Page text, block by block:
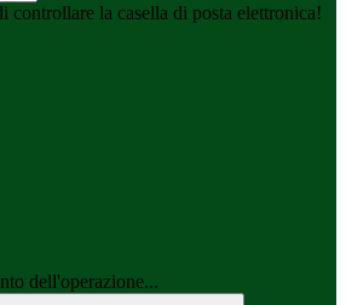
controllare la casella di posta elettronica!
dell'operazione...